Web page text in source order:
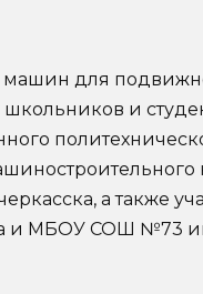
для
и
а также
и МБОУ СОШ №73